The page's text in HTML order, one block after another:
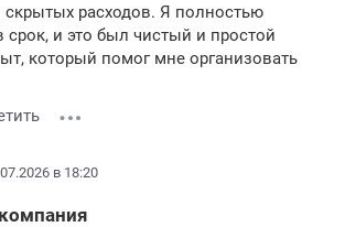
расходов. Я полностью
срок, и это был чистый и простой
который помог мне организовать
в 18:20